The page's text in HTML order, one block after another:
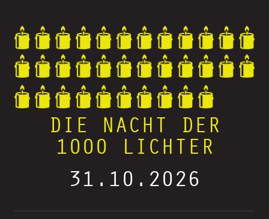
DIE NACHT DER
1000 LICHTER
31.10.2026